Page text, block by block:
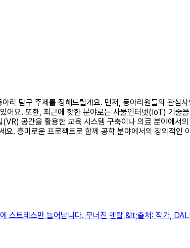
리 탐구 주제를 정해드릴게요. 먼저, 동아리원들의 관심
요. 또한, 최근에 핫한 분야로는 사물인터넷(IoT) 기술
공간을 활용한 교육 시스템 구축이나 의료 분야에서
. 흥미로운 프로젝트로 함께 공학 분야에서의 창의적인
스트레스만 늘어납니다. 무너진 멘탈 &lt;출처: 작가,